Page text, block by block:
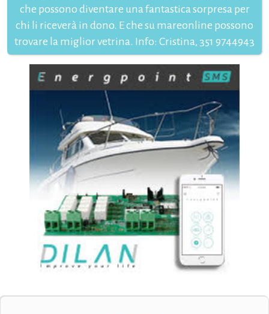
che possono diventare una fantastica sorpresa per
chi li riceverà in dono. E che su mareonline possono
trovare la miglior vetrina. Info: Cristina, 351 9744943